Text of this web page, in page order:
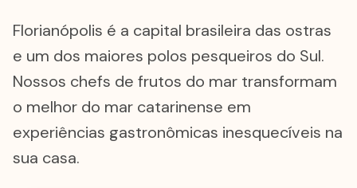
Florianópolis é a capital brasileira das ostras
e um dos maiores polos pesqueiros do Sul.
Nossos chefs de frutos do mar transformam
o melhor do mar catarinense em
experiências gastronômicas inesquecíveis na
sua casa.